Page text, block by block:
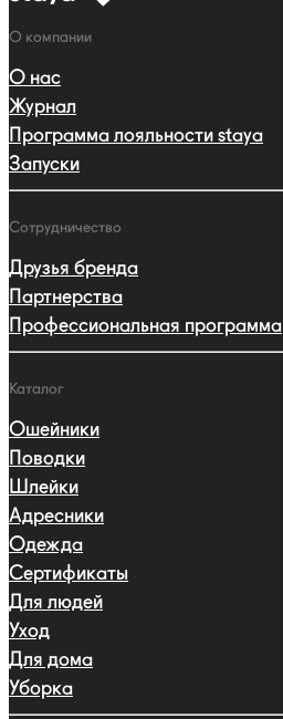
Навигация
О компании
О нас
Журнал
Программа лояльности staya
Запуски
Сотрудничество
Друзья бренда
Партнерства
Профессиональная программа
Каталог
Ошейники
Поводки
Шлейки
Адресники
Одежда
Сертификаты
Для людей
Уход
Для дома
Уборка